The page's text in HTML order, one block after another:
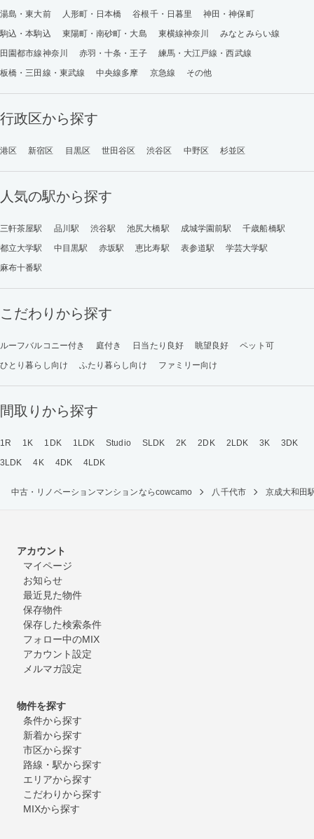
湯島・東大前
人形町・日本橋 谷根千・日暮里
神田・神保町
駒込・本駒込
東陽町・南砂町・大島 東横線神奈川
みなとみらい線
田園都市線神奈川
赤羽・十条・王子
練馬・大江戸線・西武線
板橋・三田線・東武線
中央線多摩 京急線 その他
行政区から探す
港区 新宿区 目黒区 世田谷区 渋谷区 中野区 杉並区
人気の駅から探す
三軒茶屋駅 品川駅 渋谷駅 池尻大橋駅 成城学園前駅
千歳船橋駅
都立大学駅
中目黒駅 赤坂駅 恵比寿駅 表参道駅
学芸大学駅
麻布十番駅
こだわりから探す
ルーフバルコニー付き 庭付き 日当たり良好 眺望良好
ペット可
ひとり暮らし向け
ふたり暮らし向け ファミリー向け
間取りから探す
1R 1K 1DK 1LDK Studio SLDK 2K 2DK 2LDK 3K
3DK
3LDK
4K 4DK 4LDK
中古・リノベーションマンションならcowcamo 八千代市 京成大和田
アカウント
マイページ
お知らせ
最近見た物件
保存物件
保存した検索条件
フォロー中のMIX
アカウント設定
メルマガ設定
物件を探す
条件から探す
新着から探す
市区から探す
路線・駅から探す
エリアから探す
こだわりから探す
MIXから探す